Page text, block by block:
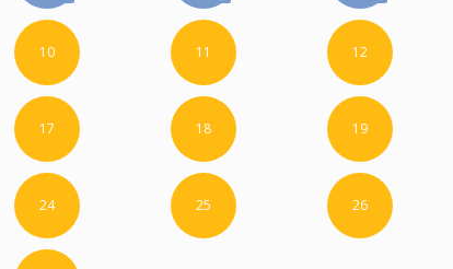
10 11 12
17 18 19
24 25 26